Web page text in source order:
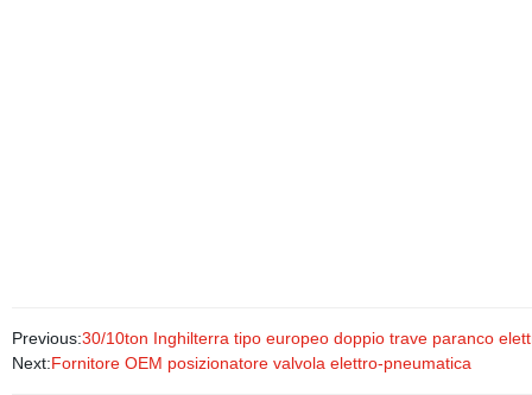
Previous:30/10ton Inghilterra tipo europeo doppio trave paranco
Next:Fornitore OEM posizionatore valvola elettro-pneumatica